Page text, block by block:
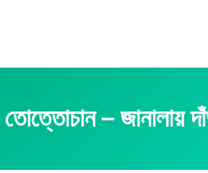
তোত্তোচান – জানালায়